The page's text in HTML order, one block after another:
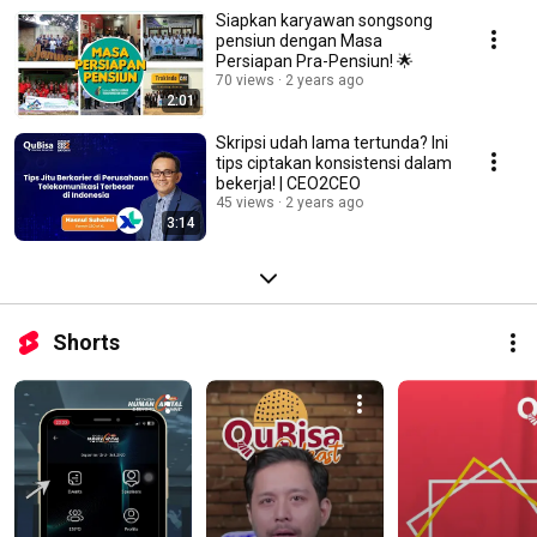
2:01
Siapkan karyawan songsong
pensiun dengan Masa
Persiapan Pra-Pensiun! 🌟
70 views 2 years ago
3:14
Skripsi udah lama tertunda? Ini
tips ciptakan konsistensi dalam
bekerja! | CEO2CEO
45 views 2 years ago
Shorts